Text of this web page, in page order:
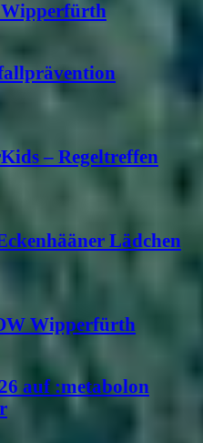
– Regeltreffen
Lädchen
Wipperfürth
auf :metabolon